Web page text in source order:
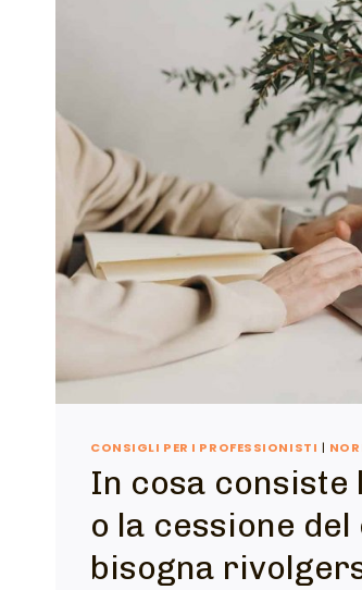
CONSIGLI PER I PROFESSIONISTI |
In cosa
o la cessione
bisogna